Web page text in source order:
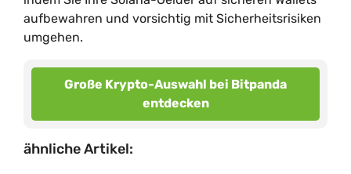
aufbewahren und vorsichtig mit Sicherheitsrisiken
umgehen.
Große Krypto-Auswahl bei Bitpanda
entdecken
ähnliche Artikel: